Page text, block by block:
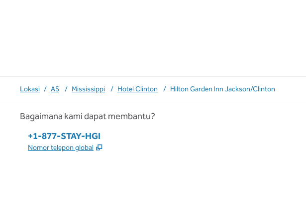
Lokasi / AS / Mississippi / Hotel Clinton / Hilton Garden Inn Jackson/Clinton
Bagaimana kami dapat membantu?
Telepon:
+1-877-STAY-HGI
Nomor telepon global ,